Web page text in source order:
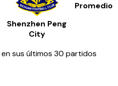
Shenzhen Peng
City
Promedio
sus últimos 30 partidos